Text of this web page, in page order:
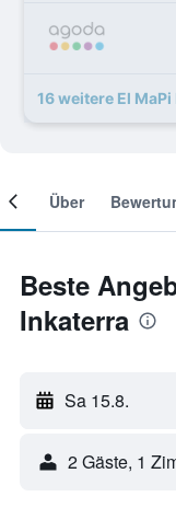
16 weitere El
Über
Beste
Inkaterra
Sa 15.8.
2 Gäste, 1